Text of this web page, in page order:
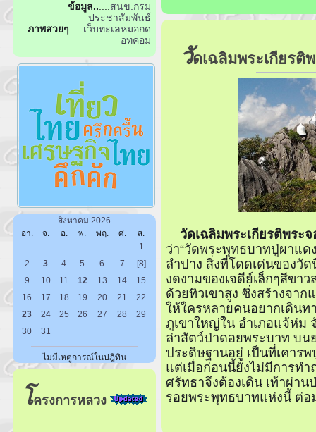
ข้อมูล......สนข.กรม
ประชาสัมพันธ์
ภาพสวยๆ ....เว็บทะเลหมอกด
อทคอม
สิงหาคม 2026
อา.
จ. อ. พ. พฤ. ศ.
ส.
1
2
3 4 5 6 7
[8]
9
10 11 12 13 14
15
16
17 18 19 20 21
22
23
24 25 26 27 28
29
30
31
ไม่มีเหตูการณ์ในปฎิทิน
โครงการหลวง
วัดเฉลิมพระเกียรติ
วัดเฉลิมพระเกียรติพระ
ว่า“วัดพระพุทธบาทปู่ผาแด
ลำปาง สิ่งที่โดดเด่นของวั
งดงามของเจดีย์เล็กๆสีขา
ด้วยทิวเขาสูง ซึ่งสร้างจา
ให้ใครหลายคนอยากเดินท
ภูเขาใหญ่ใน อำเภอแจ้ห่ม
ล่าสัตว์ป่าดอยพระบาท บน
ประดิษฐานอยู่ เป็นที่เคาร
แต่เมื่อก่อนนี้ยังไม่มีการท
ศรัทธาจึงต้องเดิน เท้าผ่า
รอยพระพุทธบาทแห่งนี้ ต่อ